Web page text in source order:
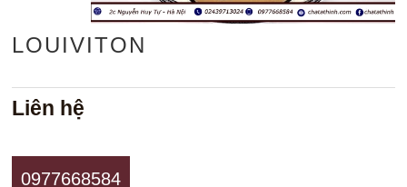
LOUIVITON
Liên hệ
0977668584